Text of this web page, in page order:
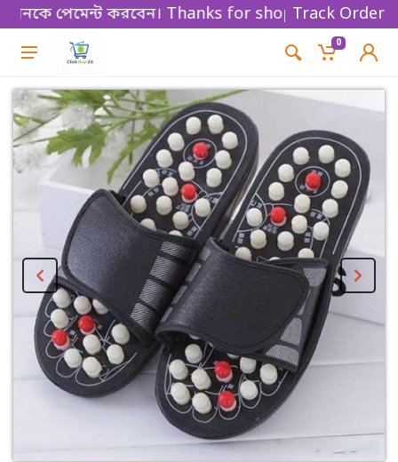
পেমেন্ট করবেন। Thanks for shopping! Track Order
0